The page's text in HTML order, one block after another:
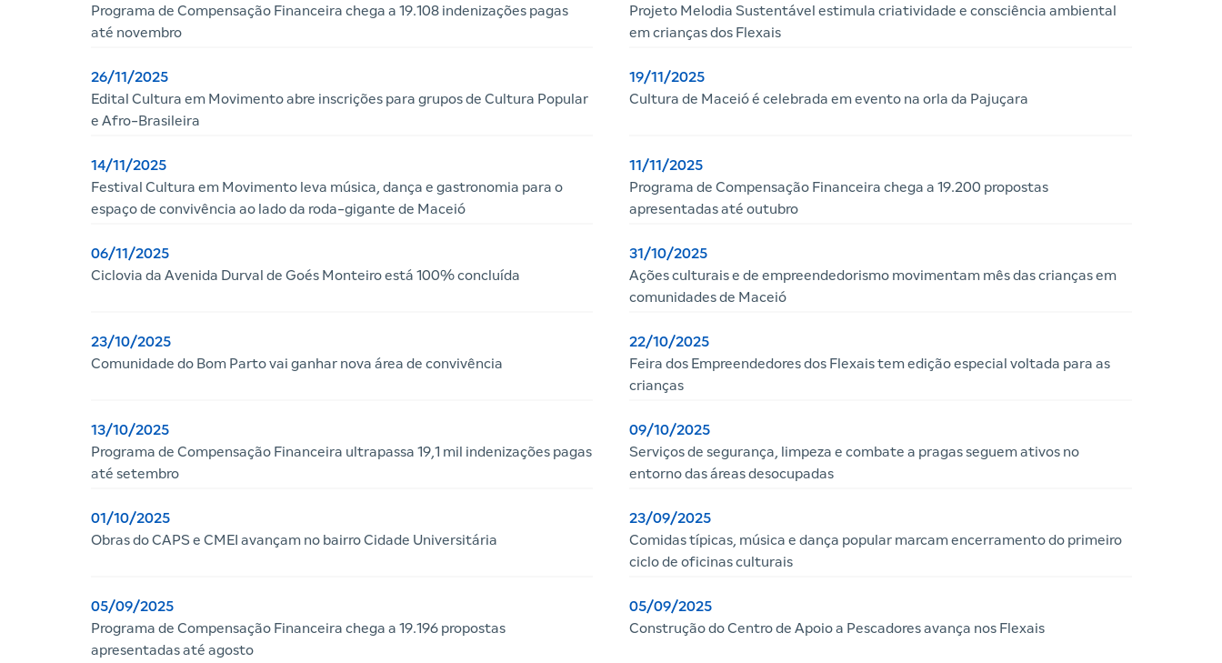
Programa de Compensação Financeira chega a 19.108 indenizações pagas
até novembro
Projeto Melodia Sustentável estimula criatividade e consciência ambiental
em crianças dos Flexais
26/11/2025
Edital Cultura em Movimento abre inscrições para grupos de Cultura Popular
e Afro-Brasileira
19/11/2025
Cultura de Maceió é celebrada em evento na orla da Pajuçara
14/11/2025
Festival Cultura em Movimento leva música, dança e gastronomia para o
espaço de convivência ao lado da roda-gigante de Maceió
11/11/2025
Programa de Compensação Financeira chega a 19.200 propostas
apresentadas até outubro
06/11/2025
Ciclovia da Avenida Durval de Goés Monteiro está 100% concluída
31/10/2025
Ações culturais e de empreendedorismo movimentam mês das crianças em
comunidades de Maceió
23/10/2025
Comunidade do Bom Parto vai ganhar nova área de convivência
22/10/2025
Feira dos Empreendedores dos Flexais tem edição especial voltada para as
crianças
13/10/2025
Programa de Compensação Financeira ultrapassa 19,1 mil indenizações pagas
até setembro
09/10/2025
Serviços de segurança, limpeza e combate a pragas seguem ativos no
entorno das áreas desocupadas
01/10/2025
Obras do CAPS e CMEI avançam no bairro Cidade Universitária
23/09/2025
Comidas típicas, música e dança popular marcam encerramento do primeiro
ciclo de oficinas culturais
05/09/2025
Programa de Compensação Financeira chega a 19.196 propostas
apresentadas até agosto
05/09/2025
Construção do Centro de Apoio a Pescadores avança nos Flexais